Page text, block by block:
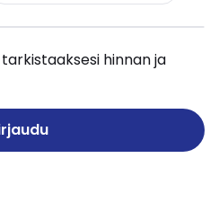
hinnan ja